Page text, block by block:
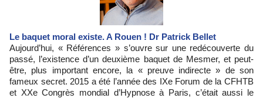
Le baquet moral existe. A Rouen ! Dr Patrick Bellet
Aujourd’hui, « Références » s’ouvre sur une redécouverte du
passé, l’existence d’un deuxième baquet de Mesmer, et peut-
être, plus important encore, la « preuve indirecte » de son
fameux secret. 2015 a été l’année des IXe Forum de la CFHTB
et XXe Congrès mondial d’Hypnose à Paris, c’était aussi le